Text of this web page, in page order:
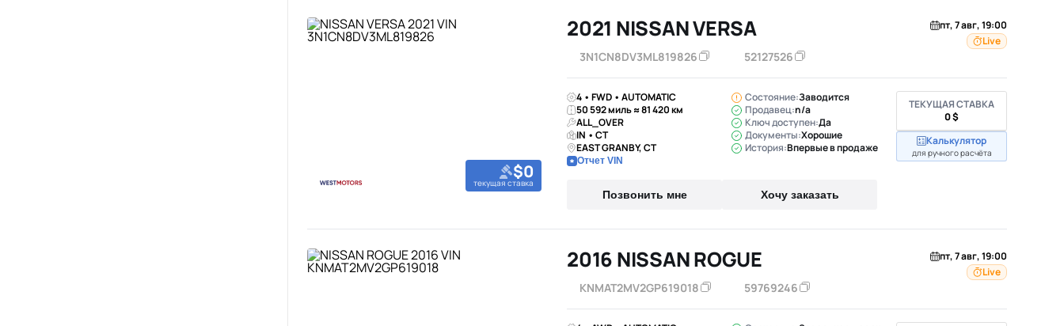
$0
текущая ставка
2021 NISSAN VERSA
3N1CN8DV3ML819826 52127526
пт, 7 авг, 19:00
Live
4 • FWD • AUTOMATIC
50 592 миль ≈ 81 420 км
ALL_OVER
IN • CT
EAST GRANBY, CT
Отчет VIN
Состояние:Заводится
Продавец:n/a
Ключ доступен:Да
Документы:Хорошие
История:Впервые в продаже
Позвонить мне Хочу заказать
ТЕКУЩАЯ СТАВКА
0 $
Калькулятор
для ручного расчёта
2016 NISSAN ROGUE
KNMAT2MV2GP619018 59769246
пт, 7 авг, 19:00
Live